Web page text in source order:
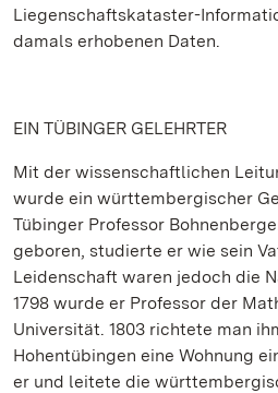
Liegenschaftskataster-
damals erhobenen Daten.
EIN TÜBINGER GELEHRTER
Mit der wissenschaftlichen
wurde ein württembergischer
Tübinger Professor
geboren, studierte er wie sein
Leidenschaft waren jedoch die
1798 wurde er Professor der
Universität. 1803 richtete man
Hohentübingen eine Wohnung
er und leitete die